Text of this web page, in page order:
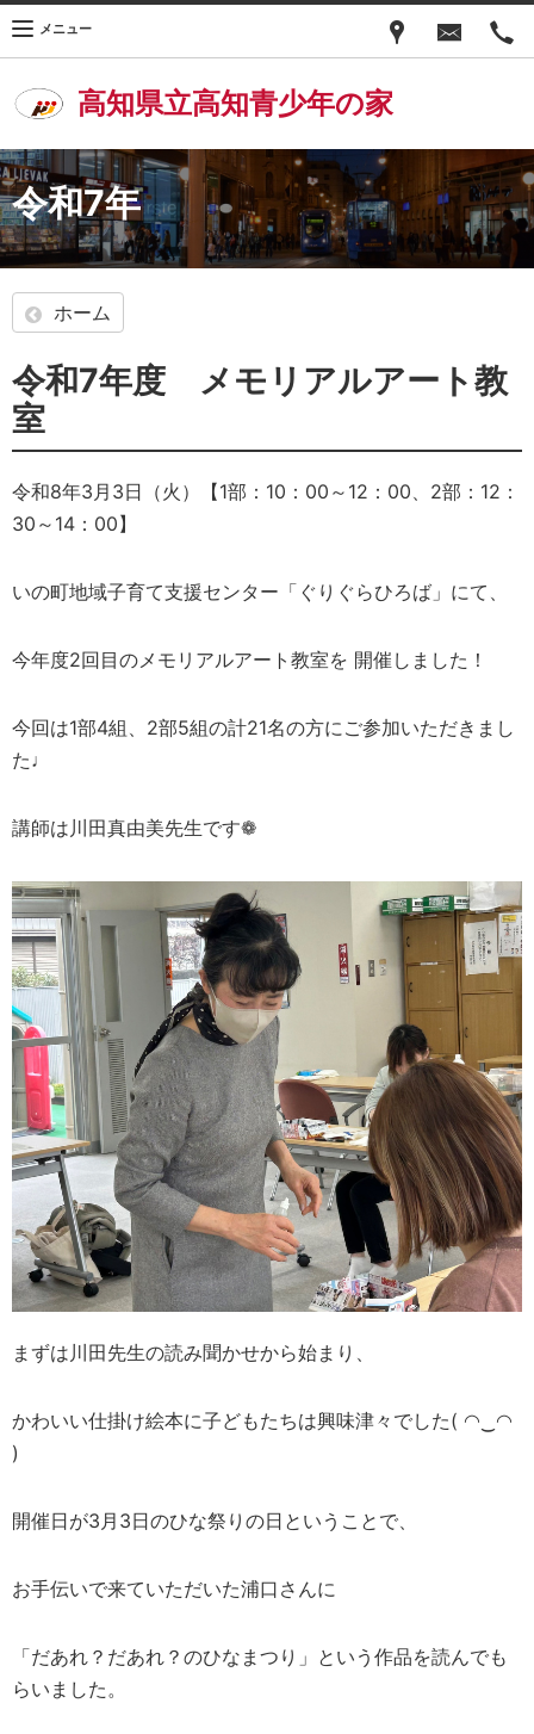
高知県立高知青少年の家
メニュー
令和7年
ホーム
令和7年度 メモリアルアート教
室
令和8年3月3日（火）【1部：10：00～12：00、2部：12：
30～14：00】
いの町地域子育て支援センター「ぐりぐらひろば」にて、
今年度2回目のメモリアルアート教室を 開催しました！
今回は1部4組、2部5組の計21名の方にご参加いただきまし
た♩
講師は川田真由美先生です❁
まずは川田先生の読み聞かせから始まり、
かわいい仕掛け絵本に子どもたちは興味津々でした( ◠‿◠
)
開催日が3月3日のひな祭りの日ということで、
お手伝いで来ていただいた浦口さんに
「だあれ？だあれ？のひなまつり」という作品を読んでも
らいました。